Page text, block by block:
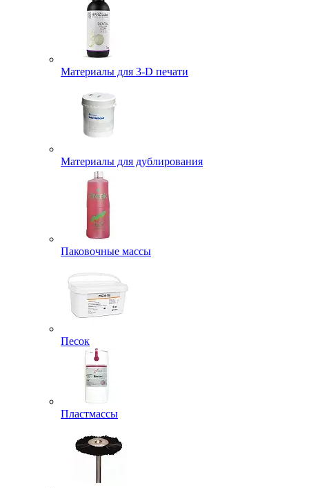
Материалы для 3-D печати
Материалы для дублирования
Паковочные массы
Песок
Пластмассы